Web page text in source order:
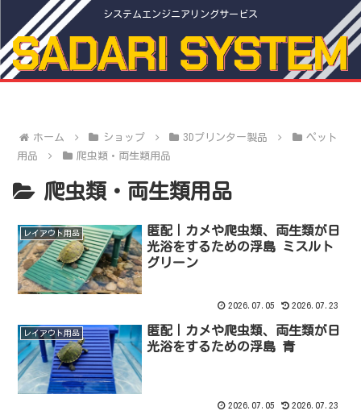
システムエンジニアリングサービス
ホーム ショップ 3Dプリンター製品
ペット
用品
爬虫類・両生類用品
爬虫類・両生類用品
レイアウト用品
匿配｜カメや爬虫類、両生類が日
光浴をするための浮島 ミスルト
グリーン
2026.07.05 2026.07.23
レイアウト用品
匿配｜カメや爬虫類、両生類が日
光浴をするための浮島 青
2026.07.05 2026.07.23